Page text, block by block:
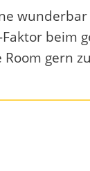
beim
gern